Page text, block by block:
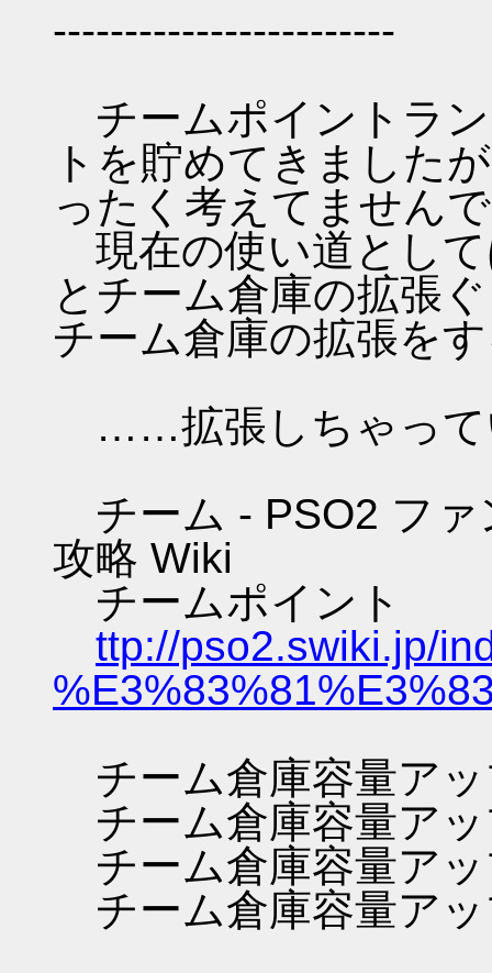
------------------------
チームポイントラ
トを貯めてきました
ったく考えてません
現在の使い道とし
とチーム倉庫の拡張
チーム倉庫の拡張を
……拡張しちゃって
チーム - PSO2 ファ
攻略 Wiki
チームポイント
ttp://pso2.swiki.jp/
チーム倉庫容量ア
チーム倉庫容量ア
チーム倉庫容量ア
チーム倉庫容量ア